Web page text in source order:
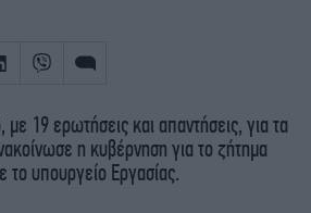
με 19 ερωτήσεις και απαντήσεις, για τα
η κυβέρνηση για το ζήτημα
το υπουργείο Εργασίας.